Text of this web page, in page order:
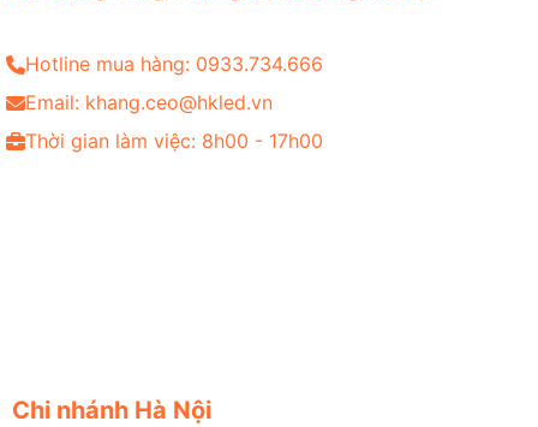
Hotline mua hàng: 0933.734.666
Email: khang.ceo@hkled.vn
Thời gian làm việc: 8h00 - 17h00
Chi nhánh Hà Nội